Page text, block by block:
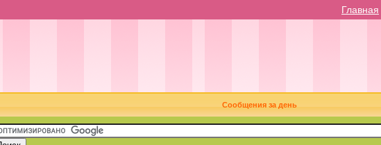
Главная
Сообщения за день